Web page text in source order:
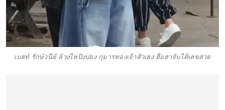
เบสท์ รักษ์วนีย์ ล้วงไหปิงปอง กุมารทองเจ้าสัวเฮง ฮือฮาจับได้เลขสวย